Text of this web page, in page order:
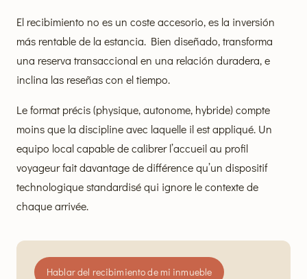
El recibimiento no es un coste accesorio, es la inversión
más rentable de la estancia. Bien diseñado, transforma
una reserva transaccional en una relación duradera, e
inclina las reseñas con el tiempo.
Le format précis (physique, autonome, hybride) compte
moins que la discipline avec laquelle il est appliqué. Un
equipo local capable de calibrer l’accueil au profil
voyageur fait davantage de différence qu’un dispositif
technologique standardisé qui ignore le contexte de
chaque arrivée.
Hablar del recibimiento de mi inmueble